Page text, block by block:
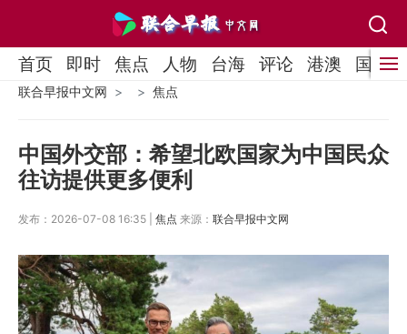
首页 即时 焦点 人物 台海 评论 港澳 国际
联合早报中文网 焦点
中国外交部：希望北欧国家为中国民众
往访提供更多便利
发布：2026-07-08 16:35 | 焦点 来源： 联合早报中文网